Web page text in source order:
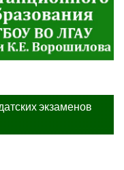
экзаменов